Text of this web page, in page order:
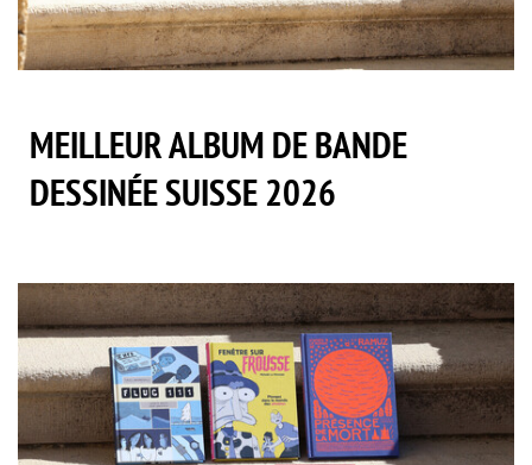
MEILLEUR ALBUM DE BANDE
DESSINÉE SUISSE 2026